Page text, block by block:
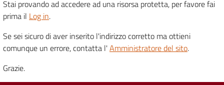
Biblioteche
Cosa
offriamo
Stai provando ad accedere ad una risorsa protetta, per favore fai
prima il Log in.
Se sei sicuro di aver inserito l'indirizzo corretto ma ottieni
comunque un errore, contatta l' Amministratore del sito.
Grazie.